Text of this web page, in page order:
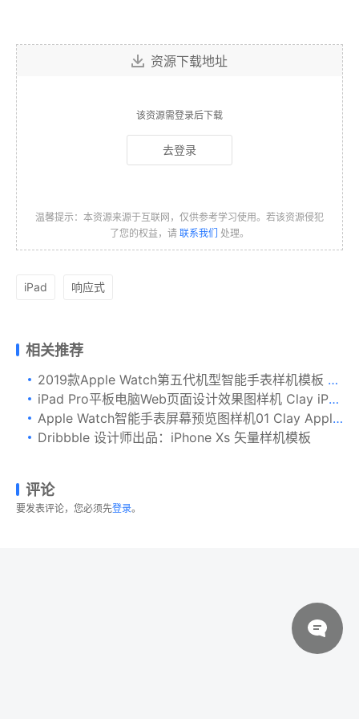
资源下载地址
该资源需登录后下载
去登录
温馨提示：本资源来源于互联网，仅供参考学习使用。若该资源侵犯
了您的权益，请 联系我们 处理。
iPad 响应式
相关推荐
2019款Apple Watch第五代机型智能手表样机模板 Apple Watch Series 5 Mockup
iPad Pro平板电脑Web页面设计效果图样机 Clay iPad Pro 12,9” Mockup
Apple Watch智能手表屏幕预览图样机01 Clay Apple Watch Mockup 01
Dribbble 设计师出品：iPhone Xs 矢量样机模板
评论
要发表评论，您必须先登录。